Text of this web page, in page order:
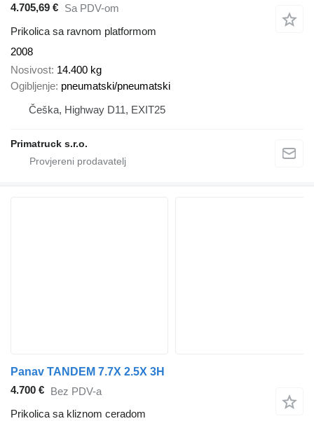
4.705,69 € Sa PDV-om
Prikolica sa ravnom platformom
2008
Nosivost 14.400 kg
Ogibljenje pneumatski/pneumatski
Češka, Highway D11, EXIT25
Primatruck s.r.o.
Panav TANDEM 7.7X 2.5X 3H
4.700 € Bez PDV-a
Prikolica sa kliznom ceradom